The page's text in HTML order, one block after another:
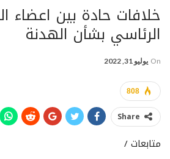
خلافات حادة بين اعضاء
الرئاسي بشأن الهدنة
On يوليو 31, 2022
808
Share
متابعات /